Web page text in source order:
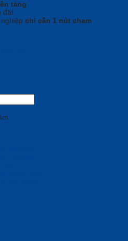
tảng
đặt
chỉ cần 1 nút cham